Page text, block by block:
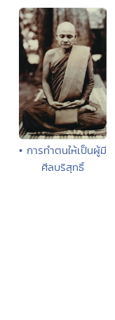
• การทำตนให้เป็นผู้มี
ศีลบริสุทธิ์